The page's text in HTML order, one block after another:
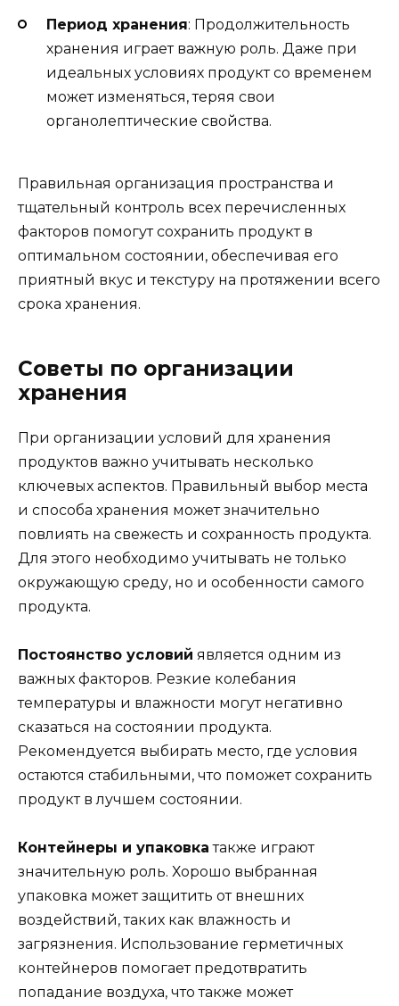
Период хранения: Продолжительность
хранения играет важную роль. Даже при
идеальных условиях продукт со временем
может изменяться, теряя свои
органолептические свойства.
Правильная организация пространства и
тщательный контроль всех перечисленных
факторов помогут сохранить продукт в
оптимальном состоянии, обеспечивая его
приятный вкус и текстуру на протяжении всего
срока хранения.
Советы по организации
хранения
При организации условий для хранения
продуктов важно учитывать несколько
ключевых аспектов. Правильный выбор места
и способа хранения может значительно
повлиять на свежесть и сохранность продукта.
Для этого необходимо учитывать не только
окружающую среду, но и особенности самого
продукта.
Постоянство условий является одним из
важных факторов. Резкие колебания
температуры и влажности могут негативно
сказаться на состоянии продукта.
Рекомендуется выбирать место, где условия
остаются стабильными, что поможет сохранить
продукт в лучшем состоянии.
Контейнеры и упаковка также играют
значительную роль. Хорошо выбранная
упаковка может защитить от внешних
воздействий, таких как влажность и
загрязнения. Использование герметичных
контейнеров помогает предотвратить
попадание воздуха, что также может